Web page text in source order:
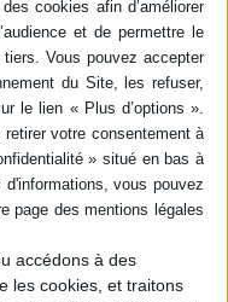
accédons à des
les cookies, et traitons
pour adultes
destiné aux adultes en
et aux apprenants en
Articulé autour de
de la vie
à l'écrit, de se
par des exercices de
d'apprendre à discriminer
la compréhension en
©Electre...
*stock limité